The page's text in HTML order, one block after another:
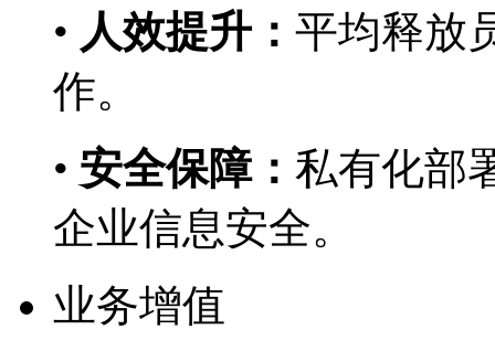
• 人效提升： 平均释放
作。
• 安全保障： 私有化部署
企业信息安全。
业务增值